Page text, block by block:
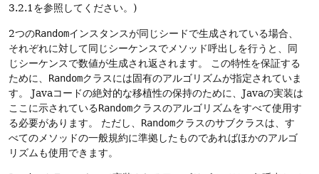
3.2.1を参照してください。)
2つのRandomインスタンスが同じシードで生成されている場合、
それぞれに対して同じシーケンスでメソッド呼出しを行うと、同
じシーケンスで数値が生成され返されます。
この特性を保証する
ために、 Randomクラスには固有のアルゴリズムが指定されていま
す。
Javaコードの絶対的な移植性の保持のために、Javaの実装は
ここに示されているRandomクラスのアルゴリズムをすべて使用す
る必要があります。
ただし、 Randomクラスのサブクラスは、す
べてのメソッドの一般規約に準拠したものであればほかのアルゴ
リズムも使用できます。